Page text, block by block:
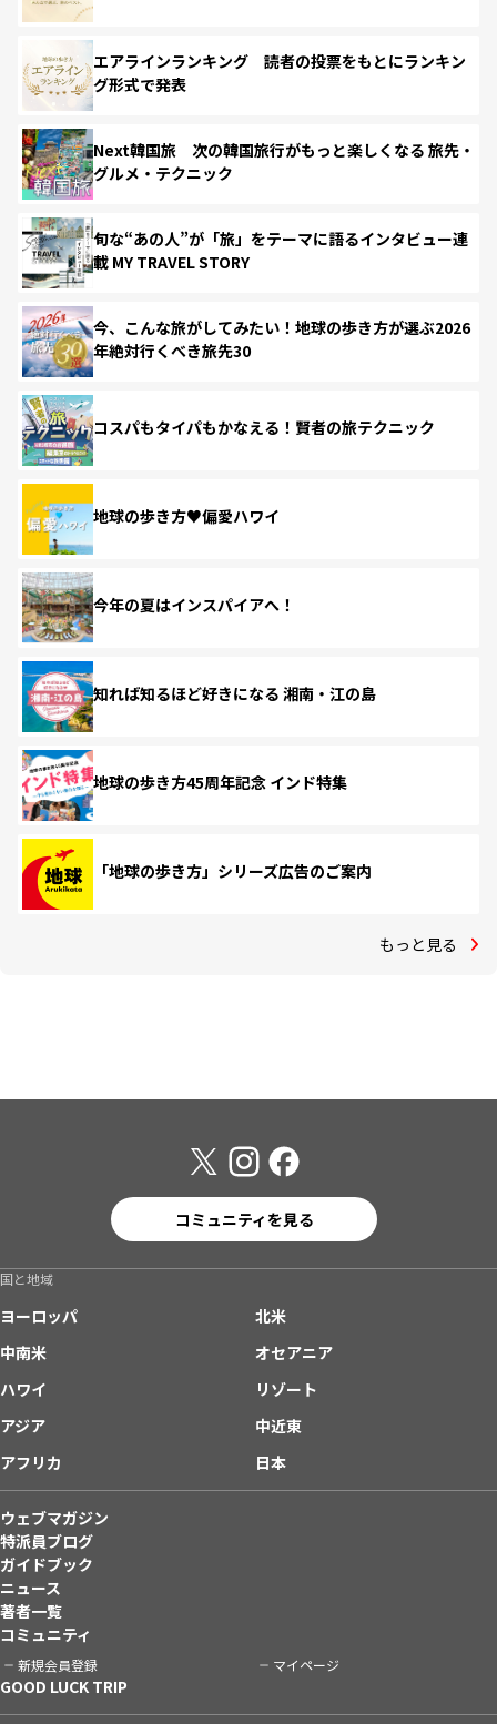
エアラインランキング 読者の投票をもとにランキン
グ形式で発表
Next韓国旅 次の韓国旅行がもっと楽しくなる 旅先・
グルメ・テクニック
旬な“あの人”が「旅」をテーマに語るインタビュー連
載 MY TRAVEL STORY
今、こんな旅がしてみたい！地球の歩き方が選ぶ2026
年絶対行くべき旅先30
コスパもタイパもかなえる！賢者の旅テクニック
地球の歩き方♥偏愛ハワイ
今年の夏はインスパイアへ！
知れば知るほど好きになる 湘南・江の島
地球の歩き方45周年記念 インド特集
「地球の歩き方」シリーズ広告のご案内
もっと見る
コミュニティを見る
国と地域
ヨーロッパ
北米
中南米
オセアニア
ハワイ
リゾート
アジア
中近東
アフリカ
日本
ウェブマガジン
特派員ブログ
ガイドブック
ニュース
著者一覧
コミュニティ
新規会員登録 マイページ
GOOD LUCK TRIP